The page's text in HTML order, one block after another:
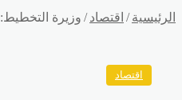
الرئيسية / اقتصاد / وزيرة التخطيط: 99,5 مليار جنيه قيمة استثمارات قطاع الصناعة خلال عام 2018/2019
اقتصاد